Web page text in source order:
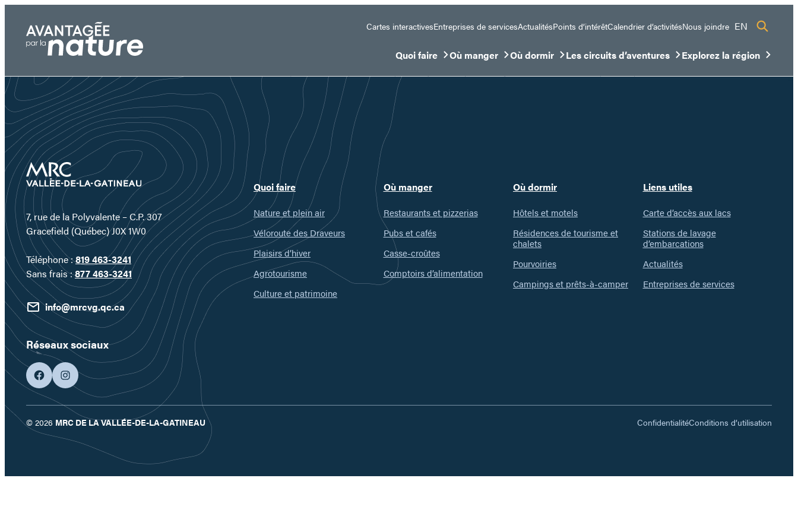
contenu
Cartes interactivesEntreprises de servicesActualitésPoints d’intérêtCalendrier d’activitésNous joindre EN
Quoi faire
Ouvrir/Fermer le sous-menu
Où manger
Ouvrir/Fermer le sous-menu
Où dormir
Ouvrir/Fermer le sous-menu
Les circuits d’aventures
Ouvrir/Fermer le sous-menuExplorez la région
Ouvrir/Fermer le sous-
7, rue de la Polyvalente – C.P. 307
Gracefield (Québec) J0X 1W0
Téléphone :819 463-3241
Sans frais :877 463-3241
info@mrcvg.qc.ca
Réseaux sociaux
facebookgoogleplus
Quoi faire
Nature et plein air
Véloroute des Draveurs
Plaisirs d’hiver
Agrotourisme
Culture et patrimoine
Où manger
Restaurants et pizzerias
Pubs et cafés
Casse-croûtes
Comptoirs d’alimentation
Où dormir
Hôtels et motels
Résidences de tourisme et
chalets
Pourvoiries
Campings et prêts-à-camper
Liens utiles
Carte d’accès aux lacs
Stations de lavage
d’embarcations
Actualités
Entreprises de services
© 2026 MRC DE LA VALLÉE-DE-LA-GATINEAU ConfidentialitéConditions d’utilisation